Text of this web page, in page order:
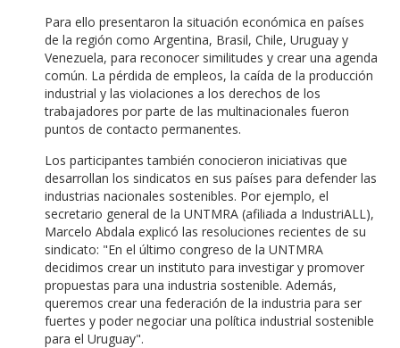
Para ello presentaron la situación económica en países
de la región como Argentina, Brasil, Chile, Uruguay y
Venezuela, para reconocer similitudes y crear una agenda
común. La pérdida de empleos, la caída de la producción
industrial y las violaciones a los derechos de los
trabajadores por parte de las multinacionales fueron
puntos de contacto permanentes.
Los participantes también conocieron iniciativas que
desarrollan los sindicatos en sus países para defender las
industrias nacionales sostenibles. Por ejemplo, el
secretario general de la UNTMRA (afiliada a IndustriALL),
Marcelo Abdala explicó las resoluciones recientes de su
sindicato: "En el último congreso de la UNTMRA
decidimos crear un instituto para investigar y promover
propuestas para una industria sostenible. Además,
queremos crear una federación de la industria para ser
fuertes y poder negociar una política industrial sostenible
para el Uruguay".